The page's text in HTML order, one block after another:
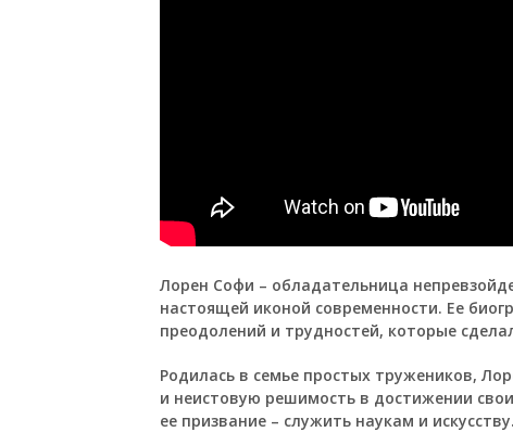
Лорен Софи – обладательница
настоящей иконой современности. Ее
преодолений и трудностей, которые
Родилась в семье простых тружеников,
и неистовую решимость в достижении
ее призвание – служить наукам и